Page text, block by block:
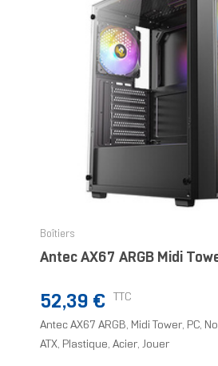
Boîtiers
Antec AX67 ARGB Midi
Prix
52,39 € TTC
Antec AX67 ARGB, Midi Tower, PC,
ATX, Plastique, Acier, Jouer